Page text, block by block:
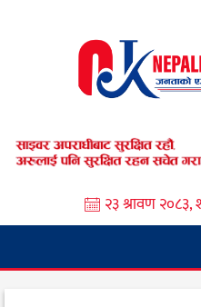
२३ श्रावण २०८३,